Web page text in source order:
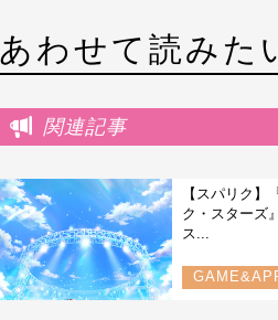
あわせて読みた
関連記事
【スパリク】
ク・スターズ
ス...